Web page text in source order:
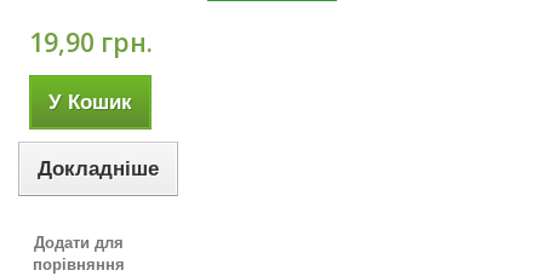
19,90 грн.
У Кошик
Докладніше
Додати для
порівняння